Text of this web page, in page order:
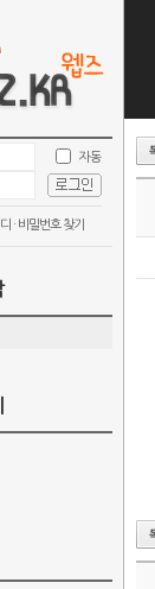
자동
· 비밀번호 찾기